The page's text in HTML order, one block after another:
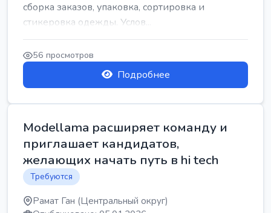
сборка заказов, упаковка, сортировка и
стикеровка одежды. Услов...
56 просмотров
Подробнее
Modellama расширяет команду и
приглашает кандидатов,
желающих начать путь в hi tech
Требуются
Рамат Ган (Центральный округ)